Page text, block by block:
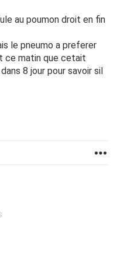
au poumon droit en fin
le pneumo a preferer
ce matin que cetait
8 jour pour savoir sil